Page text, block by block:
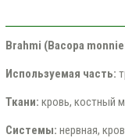
Brahmi (Bacopa
Используемая часть:
Ткани: кровь, костный
Системы: нервная,